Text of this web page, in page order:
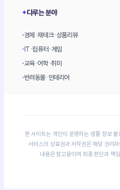
✦다루는 분야
•경제·재테크·상품리뷰
•IT·컴퓨터·게임
•교육·어학·취미
•반려동물·인테리어
본 사이트는 개인이 운영하는 생활 정보
·서비스의 상표권과 저작권은 해당 권리
내용은 참고용이며 최종 판단과 책